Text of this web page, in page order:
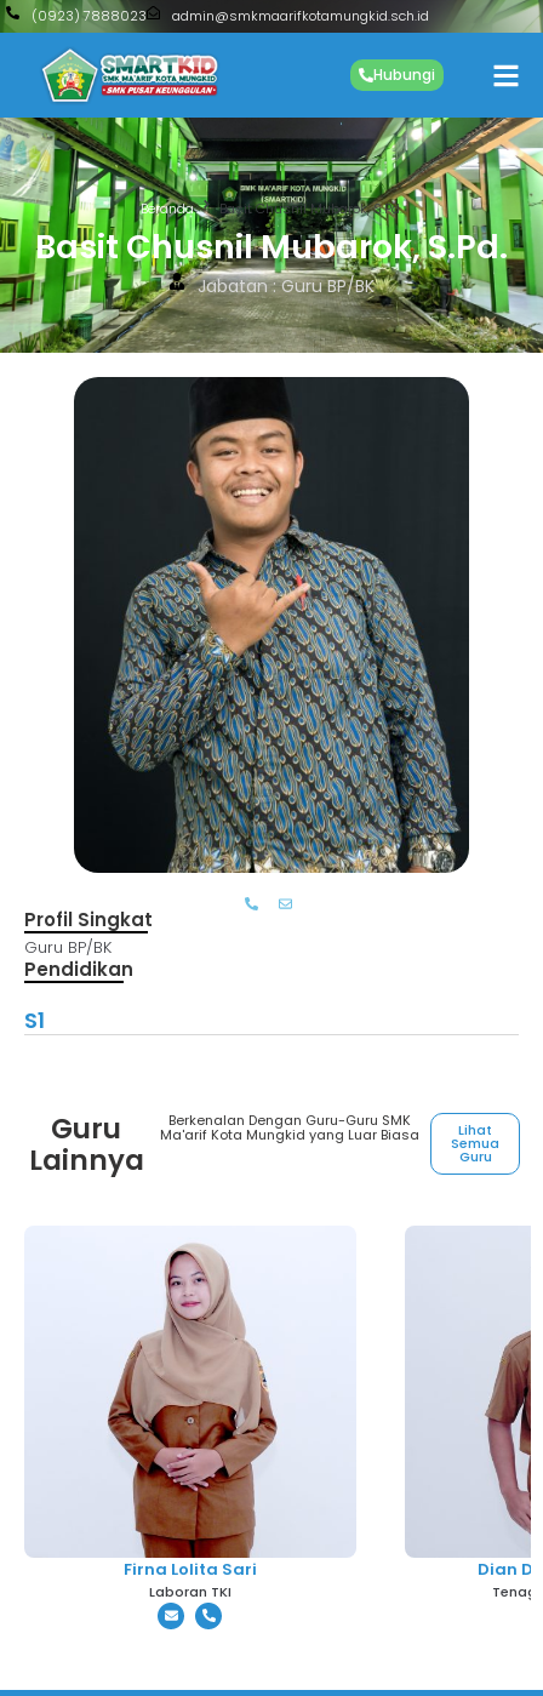
(0923) 7888023 admin@smkmaarifkotamungkid.sch.id
Hubungi
Beranda Basit Chusnil Mubarok, S.Pd.
Basit Chusnil Mubarok, S.Pd.
Jabatan : Guru BP/BK
Profil Singkat
Guru BP/BK
Pendidikan
S1
Guru
Lainnya
Berkenalan Dengan Guru-Guru SMK
Ma'arif Kota Mungkid yang Luar Biasa Lihat
Semua
Guru
Firna Lolita Sari
Laboran TKI
Dian